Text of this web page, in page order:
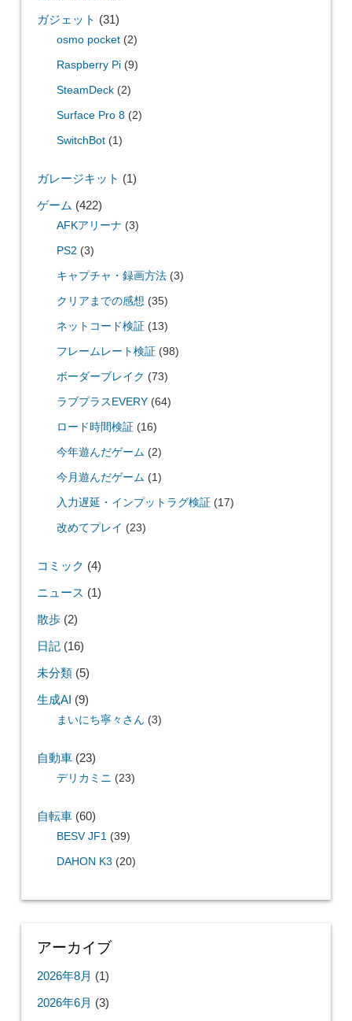
ガジェット (31)
osmo pocket(2)
Raspberry Pi(9)
SteamDeck(2)
Surface Pro 8(2)
SwitchBot(1)
ガレージキット (1)
ゲーム (422)
AFKアリーナ (3)
PS2 (3)
キャプチャ・録画方法(3)
クリアまでの感想 (35)
ネットコード検証 (13)
フレームレート検証 (98)
ボーダーブレイク (73)
ラブプラスEVERY(64)
ロード時間検証 (16)
今年遊んだゲーム (2)
今月遊んだゲーム (1)
入力遅延・インプットラグ検証 (17)
改めてプレイ (23)
コミック (4)
ニュース (1)
散歩(2)
日記(16)
未分類(5)
生成AI (9)
まいにち寧々さん (3)
自動車(23)
デリカミニ (23)
自転車(60)
BESV JF1 (39)
DAHON K3 (20)
アーカイブ
2026年8月 (1)
2026年6月 (3)